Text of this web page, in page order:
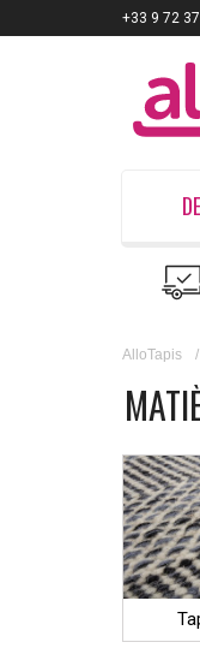
AlloTapis /
+33 9 72